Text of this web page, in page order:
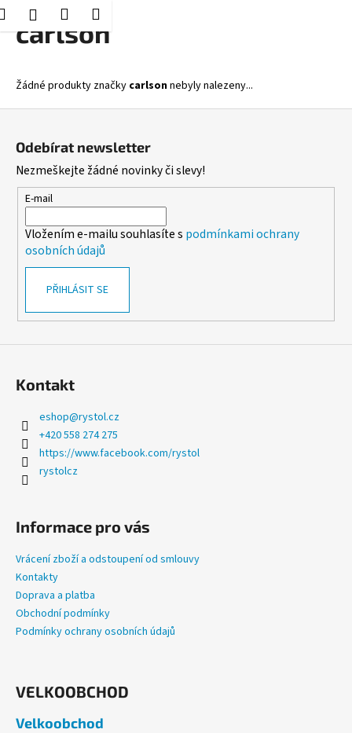
Přejít
HledatPřihlášení
Nákupní
košík
Menu
carlson
Žádné produkty značky carlsonnebyly nalezeny...
K
o
Zpět
Zpět
C
o
o
t
ř
e
b
u
n
j
t
?
HLEDAT
D
o
p
u
u
Odebírat newsletter
Nezmeškejte žádné novinky či slevy!
E-mail
Vložením e-mailu souhlasíte s podmínkami ochrany
osobních údajů
PŘIHLÁSIT SE
Kontakt
eshop@rystol.cz
+420 558 274 275
https://www.facebook.com/rystol
rystolcz
Informace pro vás
Vrácení zboží a odstoupení od smlouvy
Kontakty
Doprava a platba
Obchodní podmínky
Podmínky ochrany osobních údajů
VELKOOBCHOD
Velkoobchod